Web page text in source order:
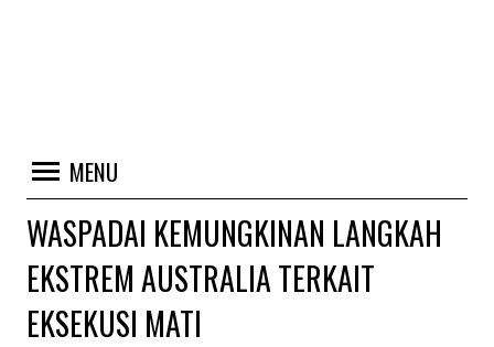
MENU
WASPADAI KEMUNGKINAN LANGKAH
EKSTREM AUSTRALIA TERKAIT
EKSEKUSI MATI